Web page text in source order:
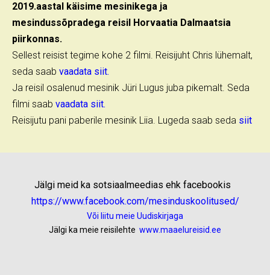
2019.aastal käisime mesinikega ja
mesindussõpradega reisil Horvaatia Dalmaatsia
piirkonnas.
Sellest reisist tegime kohe 2 filmi. Reisijuht Chris lühemalt,
seda saab vaadata siit.
Ja reisil osalenud mesinik Jüri Lugus juba pikemalt. Seda
filmi saab vaadata siit.
Reisijutu pani paberile mesinik Liia. Lugeda saab seda siit
Jälgi meid ka sotsiaalmeedias ehk facebookis
https://www.facebook.com/mesinduskoolitused/
Või liitu meie Uudiskirjaga
Jälgi ka meie reisilehte www.maaelureisid.ee